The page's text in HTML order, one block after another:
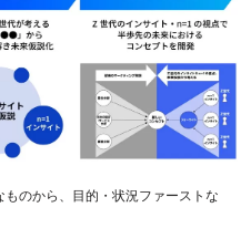
のから、目的・状況ファーストな